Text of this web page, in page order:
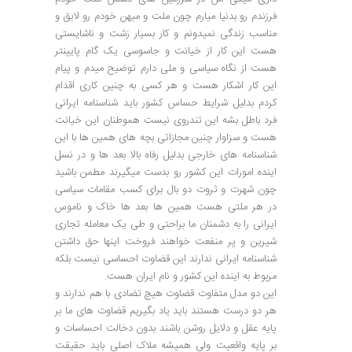
فرزندم رو بدنیا میارم چون ملت و میهن خودم رو لایق و
مناسب زندگی نمیدونم و کار بسیار زشت و ناشایستی
هست این کار از خیانت و جاسوسی یک گام پایینتر
هست از نگاه سیاسی و ملی دارم توضیح میدم و پیام
این کار اشکار هست و هر کسی به چنین کاری اقدام
کردم بدلیل شرایط حساس کشور باید شناسنامه ایرانی
فرد باطل بشه این تندروی نیست هموطنان این خیانت
هست و سزاوار چنین مجازاتی بچه های همین ها با این
شناسنامه های خارجی بدلیل رفاه بالا بعد ها و در نسل
اینده امورات این کشور رو بدست میگیرند مطمن باشید
چون شهرت و ثروت دو بال برای کسب مقامات سیاسی
در هر ملتی هست همین ها بعد ها خاک و ناموس
ایرانی را به دشمنان ما براحتی و طی یک معامله تجاری
شیرین و پر منفعت خواهند فروخت اینها حق داشتن
شناسنامه ایرانی ندارند این قضاوت احساسی نیست بلکه
مربوط به اینده این کشور و نام ایران هست.
این دو مدل متفاوت قضاوت هیچ تضادی با هم ندارند و
هر دو درست هستند باید یاد بگیریم قضاوت های ما بر
پایه عقل و دلایل روشن باشند بدون دخالت احساسات و
بر پایه واقعیت ولی همیشه ملاک اصلی باید حقیقت